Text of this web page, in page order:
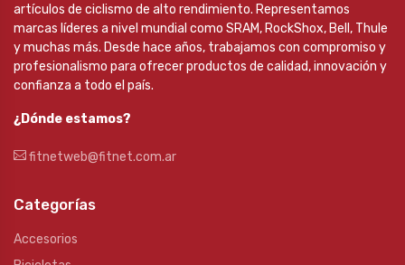
artículos de ciclismo de alto rendimiento. Representamos
marcas líderes a nivel mundial como SRAM, RockShox, Bell, Thule
y muchas más. Desde hace años, trabajamos con compromiso y
profesionalismo para ofrecer productos de calidad, innovación y
confianza a todo el país.
¿Dónde estamos?
fitnetweb@fitnet.com.ar
Categorías
Accesorios